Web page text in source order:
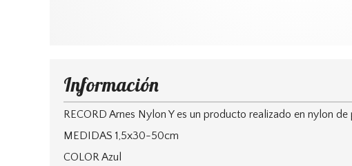
Información
RECORD Arnes Nylon Y es un producto realizado en nylon
MEDIDAS 1,5x30-50cm
COLOR Azul